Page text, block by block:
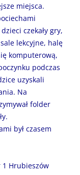
miejsca.
czekały gry,
lekcyjne, halę
komputerową,
podczas
uzyskali
Na
folder
był czasem
1 Hrubieszów